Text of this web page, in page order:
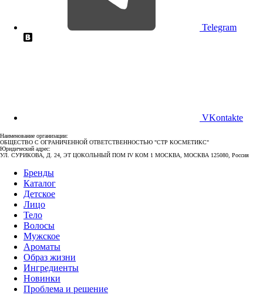
Telegram
VKontakte
Наименование организации:
ОБЩЕСТВО С ОГРАНИЧЕННОЙ ОТВЕТСТВЕННОСТЬЮ "СТР КОСМЕТИКС"
Юридический адрес:
УЛ. СУРИКОВА, Д. 24, ЭТ ЦОКОЛЬНЫЙ ПОМ IV КОМ 1 МОСКВА, МОСКВА 125080, Россия
Бренды
Каталог
Детское
Лицо
Тело
Волосы
Мужское
Ароматы
Образ жизни
Ингредиенты
Новинки
Проблема и решение